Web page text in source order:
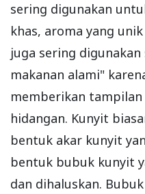
sering digunakan
khas, aroma yang
juga sering
makanan alami"
memberikan
hidangan. Kunyit
bentuk akar kunyit
bentuk bubuk kunyit
dan dihaluskan.